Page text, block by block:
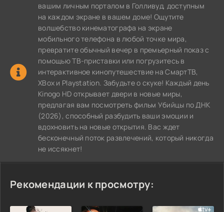
вашим личным порталом в Голливуд, доступным
на каждом экране в вашем доме! Ощутите
волшебство кинематографа на экране
мобильного телефона в любой точке мира,
превратите обычный вечер в премьерный показ с
помощью ТВ-приставки или погрузитесь в
интерактивное кинопутешествие на СмартТВ,
XBox и Playstation. Забудьте о скуке! Каждый день
Kinogo HD открывает двери в новые миры,
предлагая вам посмотреть фильм Убийцы по ДНК
(2026), способный разбудить ваши эмоции и
вдохновить на новые открытия. Вас ждет
бесконечный поток развлечений, который никогда
не иссякнет!
Рекомендации к просмотру: